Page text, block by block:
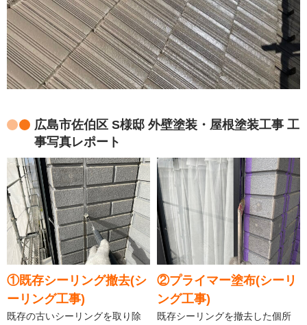
広島市佐伯区 S様邸 外壁塗装・屋根塗装工事 工
事写真レポート
①既存シーリング撤去(シ
ーリング工事)
既存の古いシーリングを取り除
②プライマー塗布(シーリ
ング工事)
既存シーリングを撤去した個所